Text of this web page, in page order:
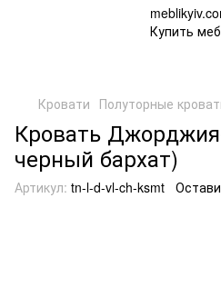
Кровати Полуторные
Кровать
черный бархат)
Артикул: tn-l-d-vl-ch-ksmt